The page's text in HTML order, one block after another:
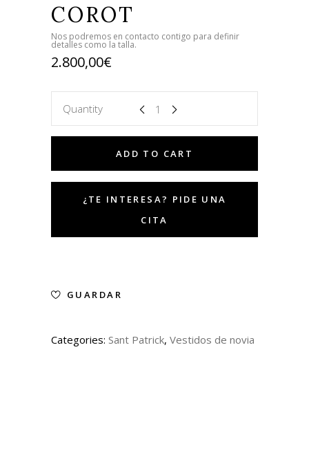
COROT
Nos podremos en contacto contigo para definir
detalles como la talla.
2.800,00€
Quantity
ADD TO CART
GUARDAR
Categories: Sant Patrick, Vestidos de novia